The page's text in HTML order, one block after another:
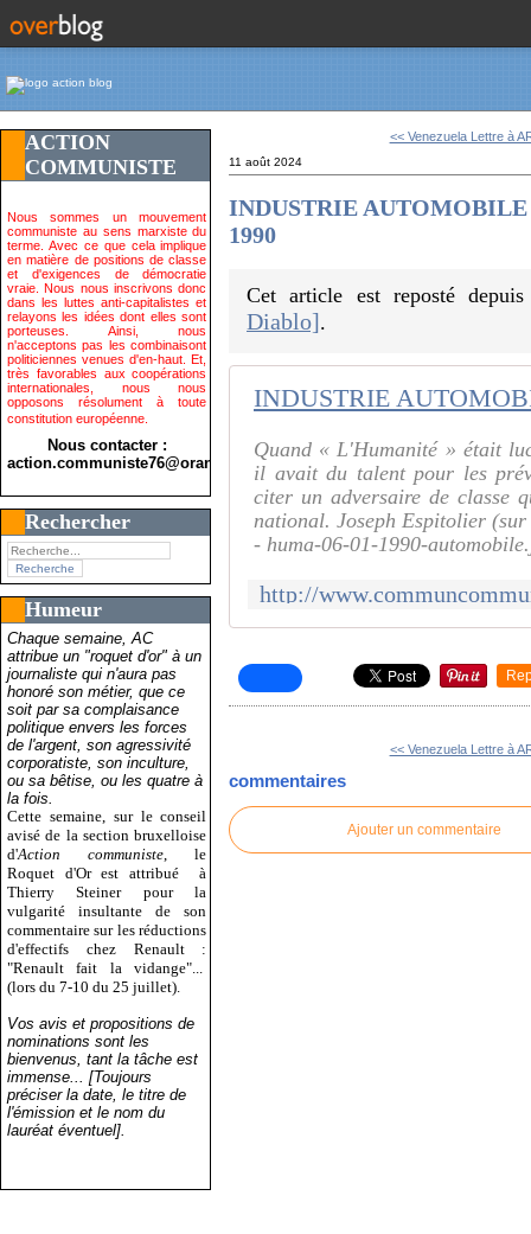
ACTION
COMMUNISTE
Nous sommes un mouvement
communiste au sens marxiste du
terme. Avec ce que cela implique
en matière de positions de classe
et d'exigences de démocratie
vraie. Nous nous inscrivons donc
dans les luttes anti-capitalistes et
relayons les idées dont elles sont
porteuses. Ainsi, nous
n'acceptons pas les combinaisont
politiciennes venues d'en-haut. Et,
très favorables aux coopérations
internationales, nous nous
opposons résolument à toute
constitution européenne.
Nous contacter :
action.communiste76@orange.fr>
Rechercher
Humeur
Chaque semaine, AC
attribue un "roquet d'or" à un
journaliste qui n'aura pas
honoré son métier, que ce
soit par sa complaisance
politique envers les forces
de l'argent, son agressivité
corporatiste, son inculture,
ou sa bêtise, ou les quatre à
la fois.
Cette semaine, sur le conseil
avisé de la section bruxelloise
d'Action communiste , le
Roquet d'Or est attribué
à
Thierry Steiner pour la
vulgarité insultante de son
commentaire sur les réductions
d'effectifs chez Renault :
"Renault fait la vidange"...
(lors du 7-10 du 25 juillet).
Vos avis et propositions de
nominations sont les
bienvenus, tant la tâche est
immense... [Toujours
préciser la date, le titre de
l'émission et le nom du
lauréat éventuel].
<< Venezuela Lettre à
11 août 2024
INDUSTRIE
1990
Cet article est reposté
Diablo].
Quand « L'Humanité » était
il avait du talent pour les
citer un adversaire de classe
national. Joseph Espitolier
- huma-06-01-1990-
<< Venezuela Lettre à
commentaires
Ajouter un commentaire